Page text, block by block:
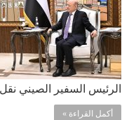
الرئيس السفير الصيني
أكمل القراءة »